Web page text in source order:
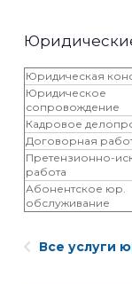
Юридическая
Юридическое
сопровождение
Кадровое
Договорная
Претензионно-
работа
Абонентское юр.
обслуживание
Все услуги